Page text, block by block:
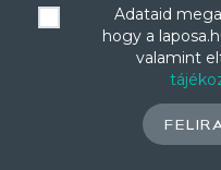
Adataid
hogy a
valamint